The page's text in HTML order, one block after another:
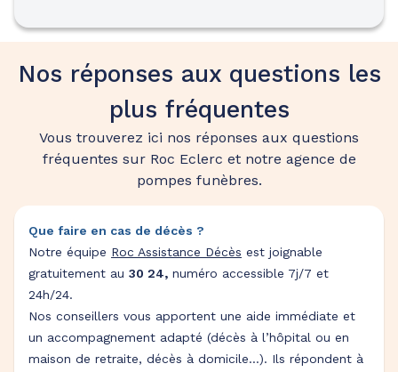
Nos réponses aux questions les
plus fréquentes
Vous trouverez ici nos réponses aux questions
fréquentes sur Roc Eclerc et notre agence de
pompes funèbres.
Que faire en cas de décès ?
Notre équipe Roc Assistance Décès est joignable
gratuitement au 30 24, numéro accessible 7j/7 et
24h/24.
Nos conseillers vous apportent une aide immédiate et
un accompagnement adapté (décès à l’hôpital ou en
maison de retraite, décès à domicile…). Ils répondent à